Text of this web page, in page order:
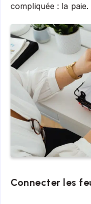
compliquée : la paie.
Connecter les